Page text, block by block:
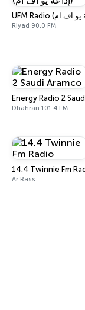
Riyad 90.0 FM
Energy Radio 2
Dhahran 101.4 FM
14.4 Twinnie Fm
Ar Rass